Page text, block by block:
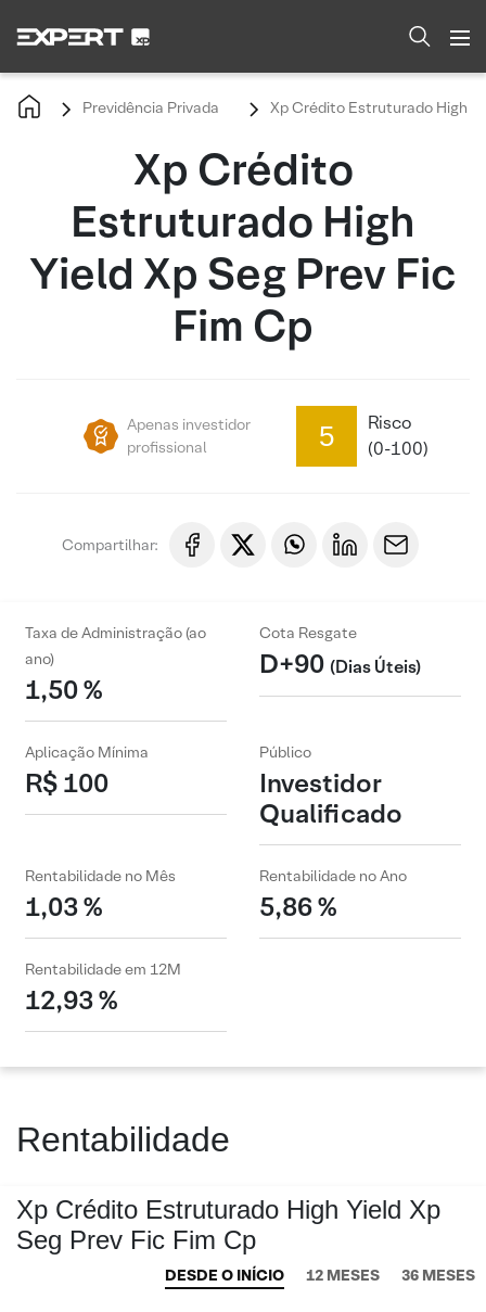
Previdência Privada Xp Crédito Estruturado High
Xp Crédito
Estruturado High
Yield Xp Seg Prev Fic
Fim Cp
Apenas investidor
profissional
5
Risco
(0-100)
Compartilhar:
Taxa de Administração (ao
ano)
1,50 %
Cota Resgate
D+90 (Dias Úteis)
Aplicação Mínima
R$ 100
Público
Investidor
Qualificado
Rentabilidade no Mês
1,03 %
Rentabilidade no Ano
5,86 %
Rentabilidade em 12M
12,93 %
Rentabilidade
Xp Crédito Estruturado High Yield Xp
Seg Prev Fic Fim Cp
DESDE O INÍCIO 12 MESES 36 MESES